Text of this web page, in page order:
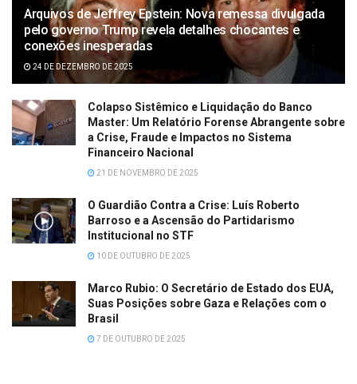
Arquivos de Jeffrey Epstein: Nova remessa divulgada
pelo governo Trump revela detalhes chocantes e
conexões inesperadas
24 DE DEZEMBRO DE 2025
Colapso Sistêmico e Liquidação do Banco
Master: Um Relatório Forense Abrangente sobre
a Crise, Fraude e Impactos no Sistema
Financeiro Nacional
21 DE NOVEMBRO DE 2025
O Guardião Contra a Crise: Luís Roberto
Barroso e a Ascensão do Partidarismo
Institucional no STF
10 DE OUTUBRO DE 2025
Marco Rubio: O Secretário de Estado dos EUA,
Suas Posições sobre Gaza e Relações com o
Brasil
7 DE OUTUBRO DE 2025